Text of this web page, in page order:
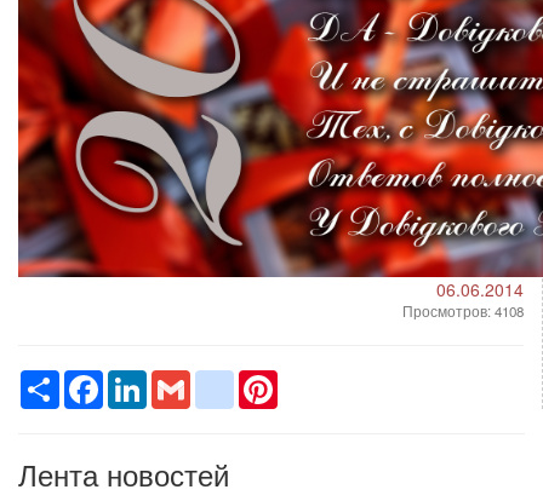
06.06.2014
Просмотров: 4108
РесурсFacebook
LinkedInGmail google_bookmarks
Лента новостей